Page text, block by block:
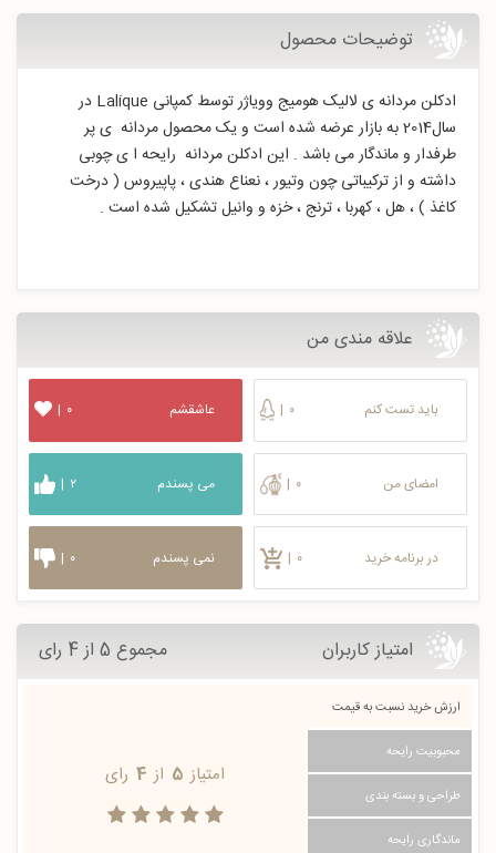
توضیحات محصول
ادکلن مردانه ی لالیک هومیج وویاژر توسط کمپانی Lalique در
سال2014 به بازار عرضه شده است و یک محصول مردانه ی پر
طرفدار و ماندگار می باشد . این ادکلن مردانه رایحه ا ی چوبی
داشته و از ترکیباتی چون وتیور ، نعناع هندی ، پاپیروس ( درخت
کاغذ ) ، هل ، کهربا ، ترنج ، خزه و وانیل تشکیل شده است .
علاقه مندی من
باید تست کنم | ۰
امضای من | ۰
در برنامه خرید | ۰
عاشقشم | ۰
می پسندم | ۲
نمی پسندم | ۰
امتیاز کاربران مجموع 5 از 4 رای
ارزش خرید نسبت به قیمت
محبوبیت رایحه
طراحی و بسته بندی
ماندگاری رایحه
امتیاز 5 از 4 رای